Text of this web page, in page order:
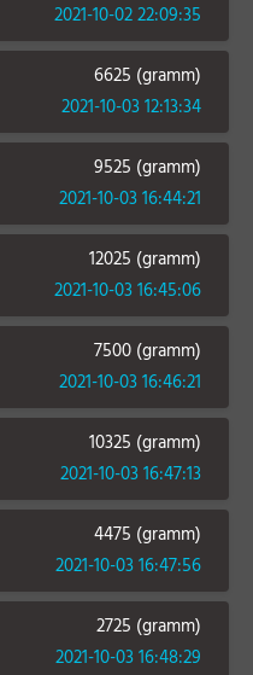
2021-10-02 22:09:35
6625 (gramm)
2021-10-03 12:13:34
9525 (gramm)
2021-10-03 16:44:21
12025 (gramm)
2021-10-03 16:45:06
7500 (gramm)
2021-10-03 16:46:21
10325 (gramm)
2021-10-03 16:47:13
4475 (gramm)
2021-10-03 16:47:56
2725 (gramm)
2021-10-03 16:48:29